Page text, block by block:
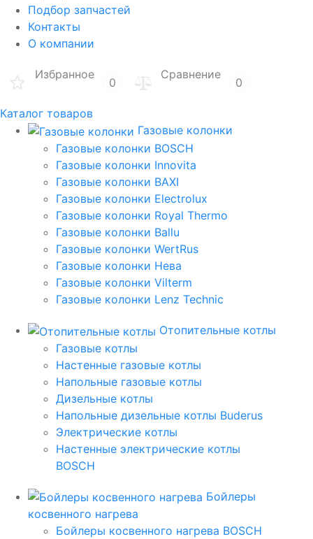
Подбор запчастей
Контакты
О компании
Избранное
0
Сравнение
0
Каталог товаров
Газовые колонки
Газовые колонки BOSCH
Газовые колонки Innovita
Газовые колонки BAXI
Газовые колонки Electrolux
Газовые колонки Royal Thermo
Газовые колонки Ballu
Газовые колонки WertRus
Газовые колонки Нева
Газовые колонки Vilterm
Газовые колонки Lenz Technic
Отопительные котлы
Газовые котлы
Настенные газовые котлы
Напольные газовые котлы
Дизельные котлы
Напольные дизельные котлы Buderus
Электрические котлы
Настенные электрические котлы
BOSCH
Бойлеры
косвенного нагрева
Бойлеры косвенного нагрева BOSCH